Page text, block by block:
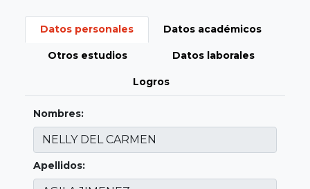
Datos personales Datos académicos
Otros estudios Datos laborales
Logros
Nombres:
Apellidos: